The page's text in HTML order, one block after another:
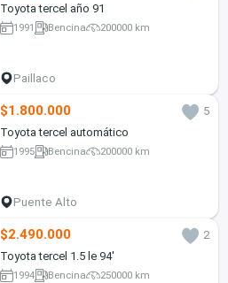
Toyota tercel año 91
1991 Bencina 200000 km
Paillaco
$1.800.000
5
Toyota tercel automático
1995 Bencina 200000 km
Puente Alto
$2.490.000
2
Toyota tercel 1.5 le 94'
1994 Bencina 250000 km